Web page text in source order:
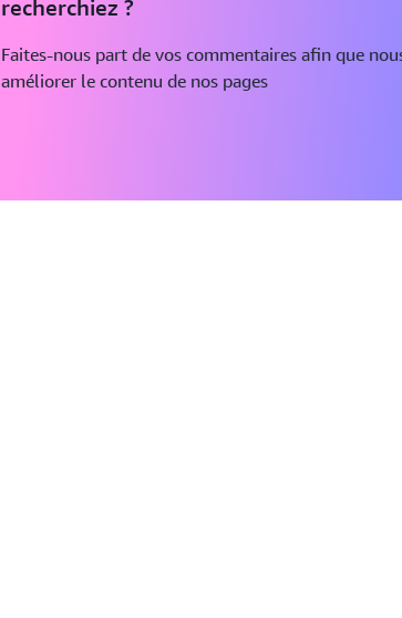
recherchiez ?
Faites-nous part de vos commentaires afin que
améliorer le contenu de nos pages